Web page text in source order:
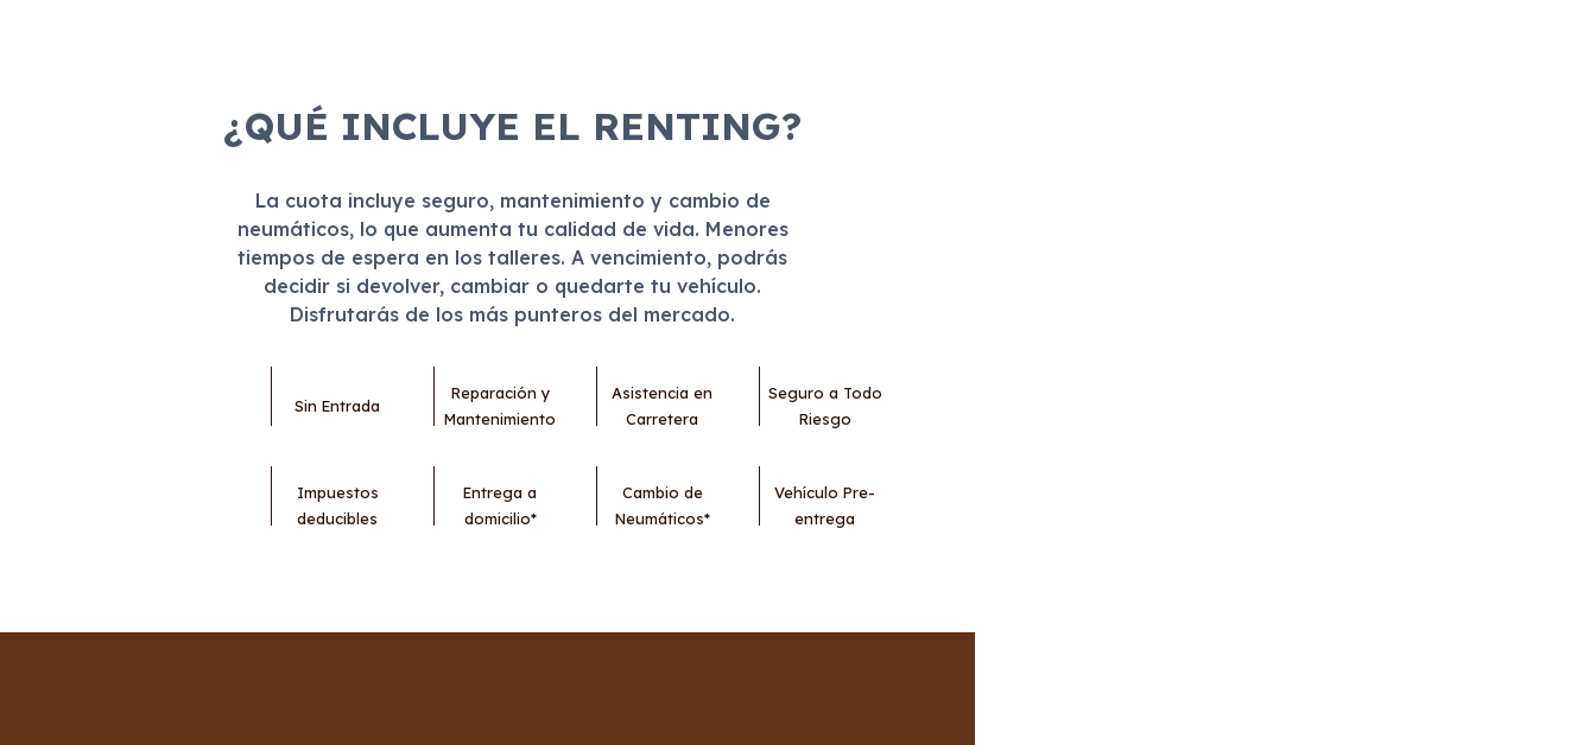
¿QUÉ INCLUYE EL RENTING?
La cuota incluye seguro, mantenimiento y cambio de
neumáticos, lo que aumenta tu calidad de vida. Menores
tiempos de espera en los talleres. A vencimiento, podrás
decidir si devolver, cambiar o quedarte tu vehículo.
Disfrutarás de los más punteros del mercado.
Sin Entrada
Reparación y
Mantenimiento
Asistencia en
Carretera
Seguro a Todo
Riesgo
Impuestos
deducibles
Entrega a
domicilio*
Cambio de
Neumáticos*
Vehículo Pre-
entrega